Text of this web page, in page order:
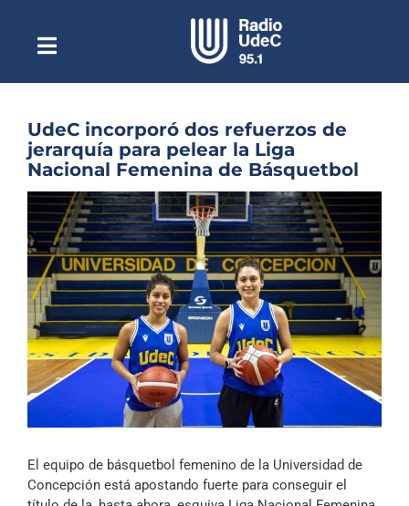
contenidoToggle
NavigationEscuchar Radio UdeC en vivo
Quiénes Somos
Programación
Podcast
Noticias
Reportajes
Columnas
Música Clásica
Especiales
Archivo Sonoro
UdeC incorporó dos refuerzos de
jerarquía para pelear la Liga
Nacional Femenina de Básquetbol
Ver
imagen
más
grande
El equipo de básquetbol femenino de la Universidad de
Concepción está apostando fuerte para conseguir el